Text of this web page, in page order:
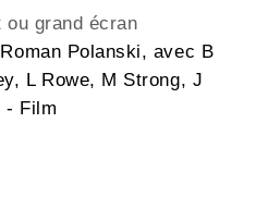
grand écran
Polanski, avec B
L Rowe, M Strong, J
- Film